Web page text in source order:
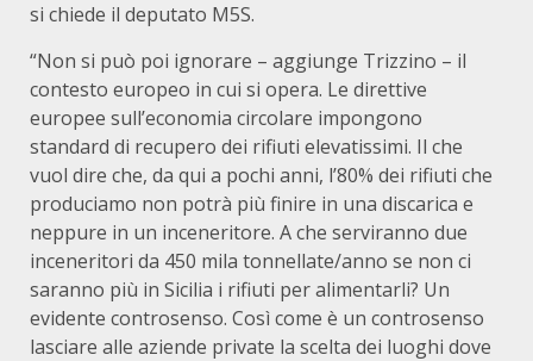
si chiede il deputato M5S.
“Non si può poi ignorare – aggiunge Trizzino – il
contesto europeo in cui si opera. Le direttive
europee sull’economia circolare impongono
standard di recupero dei rifiuti elevatissimi. Il che
vuol dire che, da qui a pochi anni, l’80% dei rifiuti che
produciamo non potrà più finire in una discarica e
neppure in un inceneritore. A che serviranno due
inceneritori da 450 mila tonnellate/anno se non ci
saranno più in Sicilia i rifiuti per alimentarli? Un
evidente controsenso. Così come è un controsenso
lasciare alle aziende private la scelta dei luoghi dove